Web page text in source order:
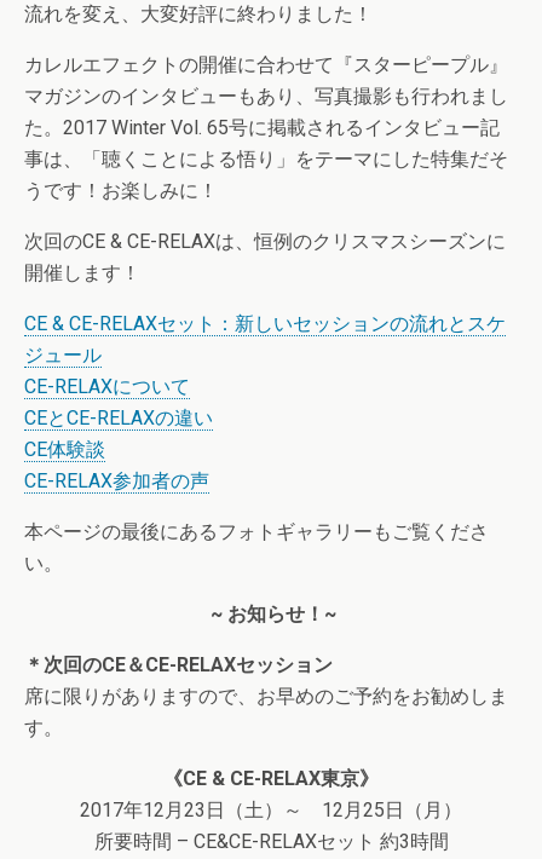
流れを変え、大変好評に終わりました！
カレルエフェクトの開催に合わせて『スターピープル』
マガジンのインタビューもあり、写真撮影も行われまし
た。2017 Winter Vol. 65号に掲載されるインタビュー記
事は、「聴くことによる悟り」をテーマにした特集だそ
うです！お楽しみに！
次回のCE & CE-RELAXは、恒例のクリスマスシーズンに
開催します！
CE & CE-RELAXセット：新しいセッションの流れとスケ
ジュール
CE-RELAXについて
CEとCE-RELAXの違い
CE体験談
CE-RELAX参加者の声
本ページの最後にあるフォトギャラリーもご覧くださ
い。
~ お知らせ！~
＊次回のCE＆CE-RELAXセッション
席に限りがありますので、お早めのご予約をお勧めしま
す。
《CE & CE-RELAX東京》
2017年12月23日（土）～ 12月25日（月）
所要時間 – CE&CE-RELAXセット 約3時間